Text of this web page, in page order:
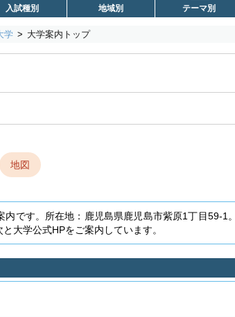
入試種別 地域別 テーマ別
学 大学案内トップ
地図
です。所在地：鹿児島県鹿児島市紫原1丁目59-1。
大学公式HPをご案内しています。